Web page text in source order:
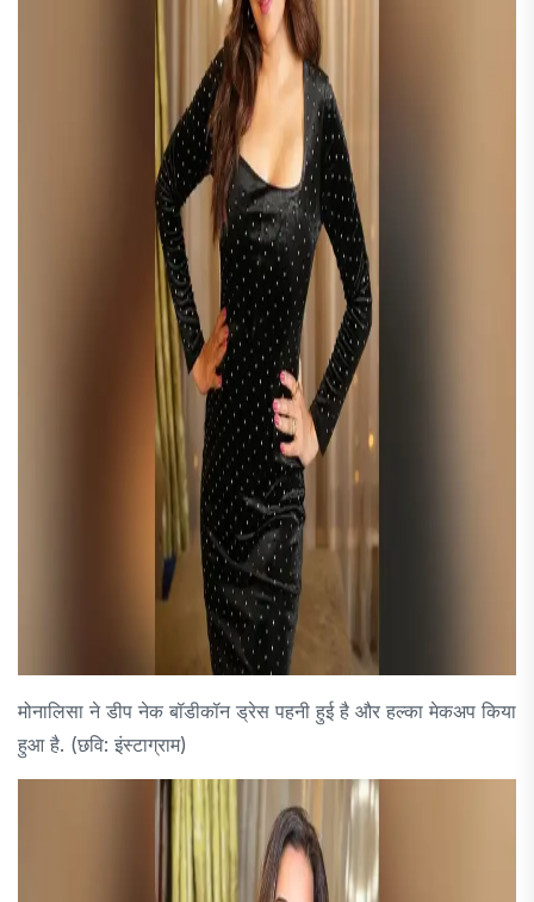
मोनालिसा ने डीप नेक बॉडीकॉन ड्रेस पहनी हुई है और हल्का मेकअप किया
हुआ है. (छवि: इंस्टाग्राम)